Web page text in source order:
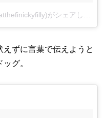
Rebecca Steinbergさん(@eloiseatthefinickyfilly)がシェアした投稿
ずに言葉で伝えようと
グ。